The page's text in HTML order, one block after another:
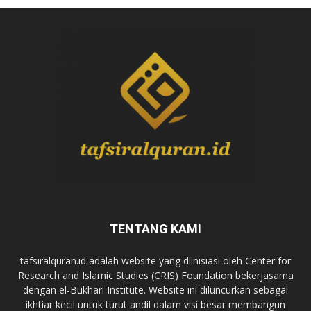
TENTANG KAMI
tafsiralquran.id adalah website yang diinisiasi oleh Center for
Research and Islamic Studies (CRIS) Foundation bekerjasama
dengan el-Bukhari Institute. Website ini diluncurkan sebagai
ikhtiar kecil untuk turut andil dalam visi besar membangun